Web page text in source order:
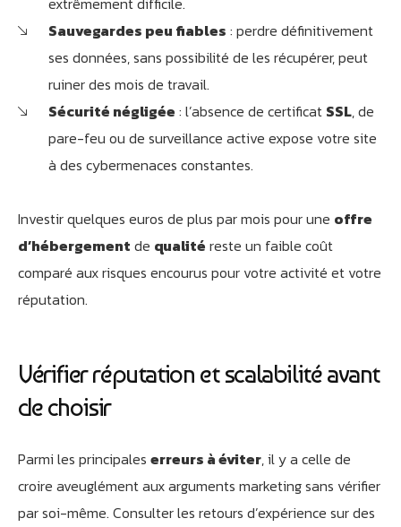
Sauvegardes peu fiables : perdre définitivement
ses données, sans possibilité de les récupérer, peut
ruiner des mois de travail.
Sécurité négligée : l’absence de certificat SSL, de
pare-feu ou de surveillance active expose votre site
à des cybermenaces constantes.
Investir quelques euros de plus par mois pour une offre
d’hébergement de qualité reste un faible coût
comparé aux risques encourus pour votre activité et votre
réputation.
Vérifier réputation et scalabilité avant
de choisir
Parmi les principales erreurs à éviter, il y a celle de
croire aveuglément aux arguments marketing sans vérifier
par soi-même. Consulter les retours d’expérience sur des